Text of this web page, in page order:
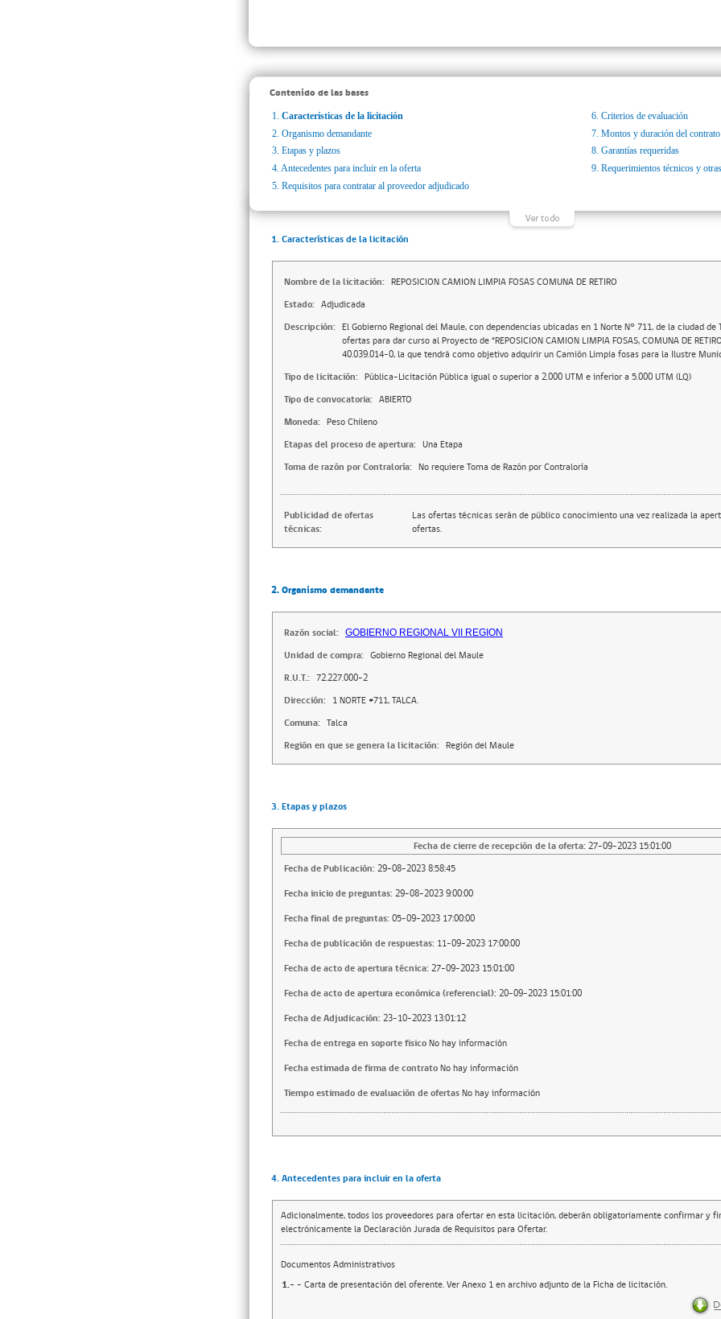
Contenido de las bases
1. Características de la licitación
2. Organismo demandante
3. Etapas y plazos
4. Antecedentes para incluir en la oferta
5. Requisitos para contratar al proveedor adjudicado
6. Criterios de evaluación
7. Montos y duración del contrato
8. Garantías requeridas
9. Requerimientos técnicos y
1. Características de la licitación
Nombre de la licitación: REPOSICION CAMION LIMPIA FOSAS COMUNA DE RETIRO
Estado: Adjudicada
Descripción: El Gobierno Regional del Maule, con dependencias ubicadas en 1 Norte N° 711, de la ciudad de
ofertas para dar curso al Proyecto de “REPOSICION CAMION LIMPIA FOSAS, COMUNA DE
40.039.014-0, la que tendrá como objetivo adquirir un Camión Limpia fosas para la Ilustre
Tipo de licitación: Pública-Licitación Pública igual o superior a 2.000 UTM e inferior a 5.000 UTM (LQ)
Tipo de convocatoria: ABIERTO
Moneda: Peso Chileno
Etapas del proceso de apertura: Una Etapa
Toma de razón por Contraloría: No requiere Toma de Razón por Contraloría
Publicidad de ofertas
técnicas:
Las ofertas técnicas serán de público conocimiento una vez realizada la
ofertas.
2. Organismo demandante
Razón social: GOBIERNO REGIONAL VII REGION
Unidad de compra: Gobierno Regional del Maule
R.U.T.: 72.227.000-2
Dirección: 1 NORTE #711, TALCA.
Comuna: Talca
Región en que se genera la licitación: Región del Maule
3. Etapas y plazos
Fecha de cierre de recepción de la oferta: 27-09-2023 15:01:00
Fecha de Publicación: 29-08-2023 8:58:45
Fecha inicio de preguntas: 29-08-2023 9:00:00
Fecha final de preguntas: 05-09-2023 17:00:00
Fecha de publicación de respuestas: 11-09-2023 17:00:00
Fecha de acto de apertura técnica: 27-09-2023 15:01:00
Fecha de acto de apertura económica (referencial): 20-09-2023 15:01:00
Fecha de Adjudicación: 23-10-2023 13:01:12
Fecha de entrega en soporte fisicoNo hay información
Fecha estimada de firma de contratoNo hay información
Tiempo estimado de evaluación de ofertasNo hay información
4. Antecedentes para incluir en la oferta
Adicionalmente, todos los proveedores para ofertar en esta licitación, deberán obligatoriamente confirmar y
electrónicamente la Declaración Jurada de Requisitos para Ofertar.
Documentos Administrativos
1.- - Carta de presentación del oferente. Ver Anexo 1 en archivo adjunto de la Ficha de licitación.